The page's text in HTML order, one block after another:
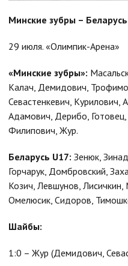
Минские зубры –
29 июля. «Олимпик-Арена»
«Минские зубры»:
Калач, Демидович,
Севастенкевич, Курилович,
Адамович, Дерибо,
Филипович, Жур.
Беларусь U17: Зенюк,
Горчарук, Домбровский,
Козич, Левшунов,
Омелюсик, Сидоров,
Шайбы:
1:0 – Жур (Демидович,